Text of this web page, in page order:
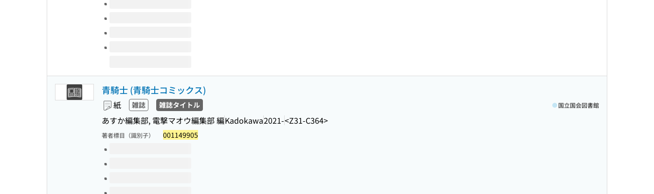
青騎士 (青騎士コミックス)
紙 雑誌 雑誌タイトル
あすか編集部, 電撃マオウ編集部 編Kadokawa2021-<Z31-C364>
国立国会図書館
著者標目（識別子） 001149905
このタイトルの巻号